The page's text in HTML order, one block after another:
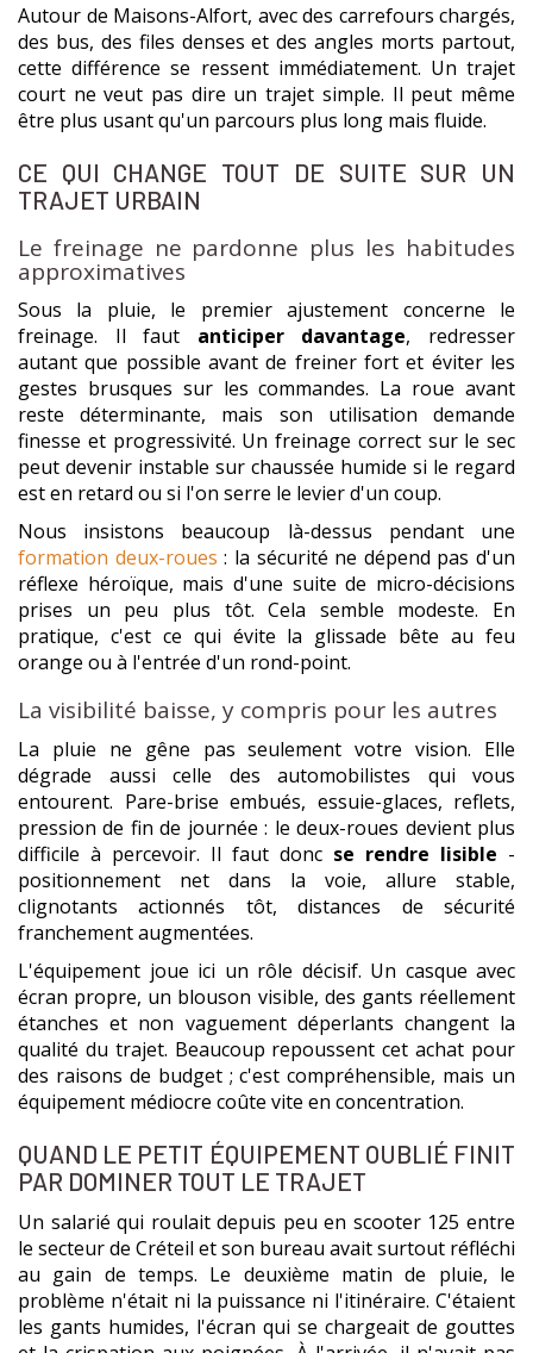
Autour de Maisons-Alfort, avec des carrefours chargés,
des bus, des files denses et des angles morts partout,
cette différence se ressent immédiatement. Un trajet
court ne veut pas dire un trajet simple. Il peut même
être plus usant qu'un parcours plus long mais fluide.
CE QUI CHANGE TOUT DE SUITE SUR UN
TRAJET URBAIN
Le freinage ne pardonne plus les habitudes
approximatives
Sous la pluie, le premier ajustement concerne le
freinage. Il faut anticiper davantage, redresser
autant que possible avant de freiner fort et éviter les
gestes brusques sur les commandes. La roue avant
reste déterminante, mais son utilisation demande
finesse et progressivité. Un freinage correct sur le sec
peut devenir instable sur chaussée humide si le regard
est en retard ou si l'on serre le levier d'un coup.
Nous insistons beaucoup là-dessus pendant une
formation deux-roues : la sécurité ne dépend pas d'un
réflexe héroïque, mais d'une suite de micro-décisions
prises un peu plus tôt. Cela semble modeste. En
pratique, c'est ce qui évite la glissade bête au feu
orange ou à l'entrée d'un rond-point.
La visibilité baisse, y compris pour les autres
La pluie ne gêne pas seulement votre vision. Elle
dégrade aussi celle des automobilistes qui vous
entourent. Pare-brise embués, essuie-glaces, reflets,
pression de fin de journée : le deux-roues devient plus
difficile à percevoir. Il faut donc se rendre lisible -
positionnement net dans la voie, allure stable,
clignotants actionnés tôt, distances de sécurité
franchement augmentées.
L'équipement joue ici un rôle décisif. Un casque avec
écran propre, un blouson visible, des gants réellement
étanches et non vaguement déperlants changent la
qualité du trajet. Beaucoup repoussent cet achat pour
des raisons de budget ; c'est compréhensible, mais un
équipement médiocre coûte vite en concentration.
QUAND LE PETIT ÉQUIPEMENT OUBLIÉ FINIT
PAR DOMINER TOUT LE TRAJET
Un salarié qui roulait depuis peu en scooter 125 entre
le secteur de Créteil et son bureau avait surtout réfléchi
au gain de temps. Le deuxième matin de pluie, le
problème n'était ni la puissance ni l'itinéraire. C'étaient
les gants humides, l'écran qui se chargeait de gouttes